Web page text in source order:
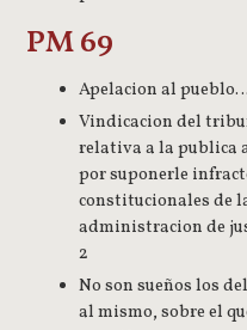
PM 69
Apelacion al pueblo…
Vindicacion del
relativa a la publica
por suponerle
constitucionales de
administracion de
2
No son sueños los
al mismo, sobre el